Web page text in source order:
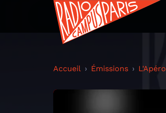
Accueil Émissions L'Apéro